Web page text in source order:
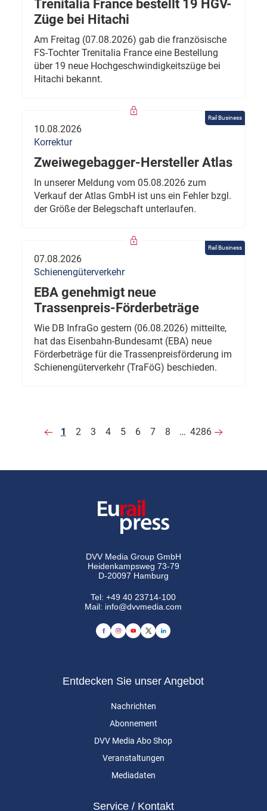
Trenitalia France bestellt 19 HGV-
Züge bei Hitachi
Am Freitag (07.08.2026) gab die französische
FS-Tochter Trenitalia France eine Bestellung
über 19 neue Hochgeschwindigkeitszüge bei
Hitachi bekannt.
Rail Business
10.08.2026
Korrektur
Zweiwegebagger-Hersteller Atlas
In unserer Meldung vom 05.08.2026 zum
Verkauf der Atlas GmbH ist uns ein Fehler bzgl.
der Größe der Belegschaft unterlaufen.
Rail Business
07.08.2026
Schienengüterverkehr
EBA genehmigt neue
Trassenpreis-Förderbeträge
Wie DB InfraGo gestern (06.08.2026) mitteilte,
hat das Eisenbahn-Bundesamt (EBA) neue
Förderbeträge für die Trassenpreisförderung im
Schienengüterverkehr (TraFöG) beschieden.
1 2 3 4 5 6 7 8 … 4286
DVV Media Group GmbH
Heidenkampsweg 73-79
D-20097 Hamburg
Tel:+49 40 23714-100
Mail: info@dvvmedia.com
Entdecken Sie unser Angebot
Nachrichten
Abonnement
DVV Media Abo Shop
Veranstaltungen
Mediadaten
Service / Kontakt